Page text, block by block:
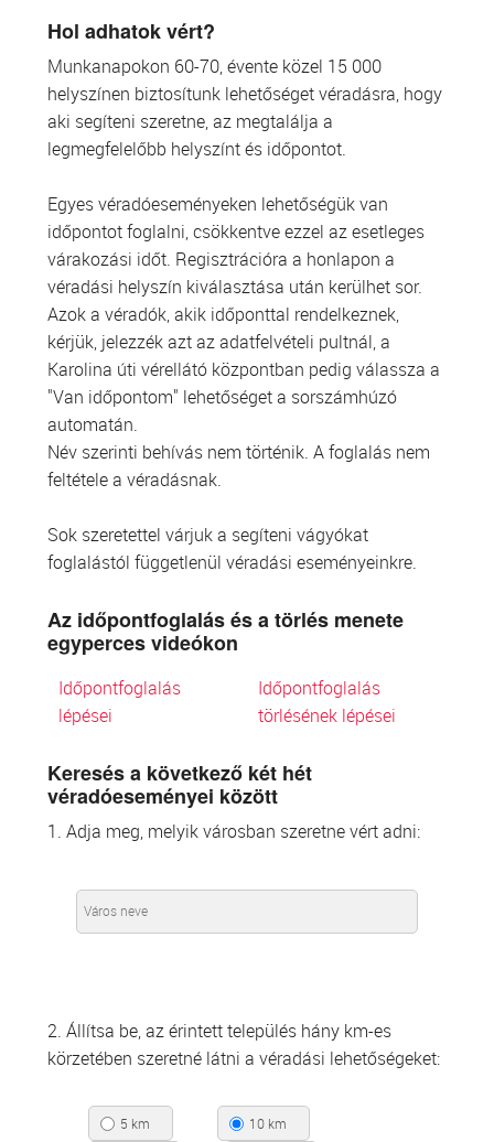
ŐSSEJT DONÁCIÓ
VÁRÓLISTÁK
Hol adhatok vért?
Munkanapokon 60-70, évente közel 15 000
helyszínen biztosítunk lehetőséget véradásra, hogy
aki segíteni szeretne, az megtalálja a
legmegfelelőbb helyszínt és időpontot.
Egyes véradóeseményeken lehetőségük van
időpontot foglalni, csökkentve ezzel az esetleges
várakozási időt. Regisztrációra a honlapon a
véradási helyszín kiválasztása után kerülhet sor.
Azok a véradók, akik időponttal rendelkeznek,
kérjük, jelezzék azt az adatfelvételi pultnál, a
Karolina úti vérellátó központban pedig válassza a
"Van időpontom" lehetőséget a sorszámhúzó
automatán.
Név szerinti behívás nem történik. A foglalás nem
feltétele a véradásnak.
Sok szeretettel várjuk a segíteni vágyókat
foglalástól függetlenül véradási eseményeinkre.
Az időpontfoglalás és a törlés menete
egyperces videókon
Időpontfoglalás
lépései
Időpontfoglalás
törlésének lépései
Keresés a következő két hét
véradóeseményei között
1. Adja meg, melyik városban szeretne vért adni:
2. Állítsa be, az érintett település hány km-es
körzetében szeretné látni a véradási lehetőségeket:
5 km
10 km